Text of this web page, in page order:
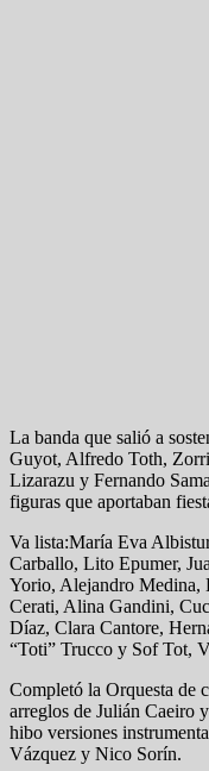
La banda que salió a
Guyot, Alfredo Toth,
Lizarazu y Fernando
figuras que aportaban
Va lista:María Eva
Carballo, Lito Epumer,
Yorio, Alejandro Medina,
Cerati, Alina Gandini,
Díaz, Clara Cantore,
“Toti” Trucco y Sof Tot,
Completó la Orquesta de
arreglos de Julián Caeiro
hibo versiones
Vázquez y Nico Sorín.